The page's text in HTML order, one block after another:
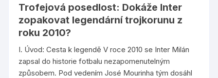
Trofejová posedlost: Dokáže Inter
zopakovat legendární trojkorunu z
roku 2010?
I. Úvod: Cesta k legendě V roce 2010 se Inter Milán
zapsal do historie fotbalu nezapomenutelným
způsobem. Pod vedením José Mourinha tým dosáhl